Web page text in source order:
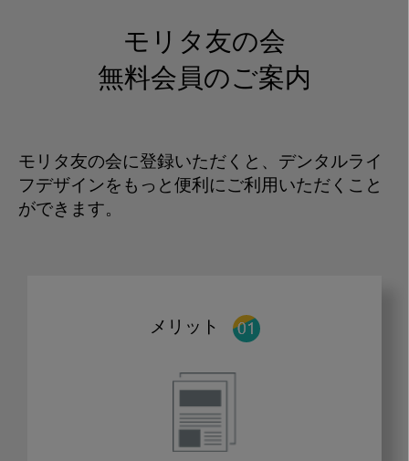
モリタ友の会
無料会員のご案内
モリタ友の会に登録いただくと、デンタルライ
フデザインをもっと便利にご利用いただくこと
ができます。
メリット